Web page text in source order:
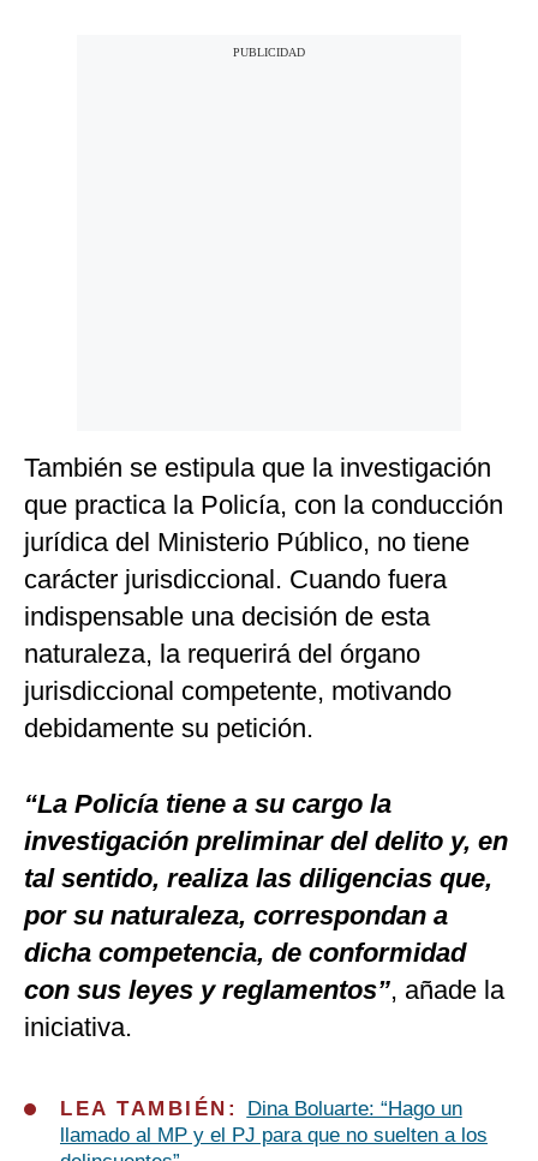
También se estipula que la investigación
que practica la Policía, con la conducción
jurídica del Ministerio Público, no tiene
carácter jurisdiccional. Cuando fuera
indispensable una decisión de esta
naturaleza, la requerirá del órgano
jurisdiccional competente, motivando
debidamente su petición.
“La Policía tiene a su cargo la
investigación preliminar del delito y, en
tal sentido, realiza las diligencias que,
por su naturaleza, correspondan a
dicha competencia, de conformidad
con sus leyes y reglamentos”, añade la
iniciativa.
LEA TAMBIÉN:
Dina Boluarte: “Hago un
llamado al MP y el PJ para que no suelten a los